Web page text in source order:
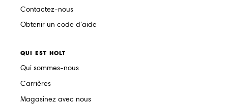
Contactez-nous
Obtenir un code d’aide
QUI EST HOLT
Qui sommes-nous
Carrières
Magasinez avec nous